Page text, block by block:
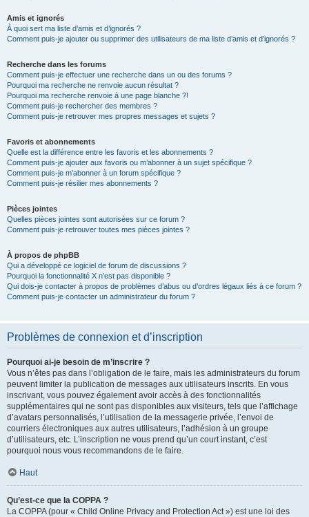
Amis et ignorés
À quoi sert ma liste d’amis et d’ignorés ?
Comment puis-je ajouter ou supprimer des utilisateurs de ma liste d’amis et d’ignorés ?
Recherche dans les forums
Comment puis-je effectuer une recherche dans un ou des forums ?
Pourquoi ma recherche ne renvoie aucun résultat ?
Pourquoi ma recherche renvoie à une page blanche ?!
Comment puis-je rechercher des membres ?
Comment puis-je retrouver mes propres messages et sujets ?
Favoris et abonnements
Quelle est la différence entre les favoris et les abonnements ?
Comment puis-je ajouter aux favoris ou m’abonner à un sujet spécifique ?
Comment puis-je m’abonner à un forum spécifique ?
Comment puis-je résilier mes abonnements ?
Pièces jointes
Quelles pièces jointes sont autorisées sur ce forum ?
Comment puis-je retrouver toutes mes pièces jointes ?
À propos de phpBB
Qui a développé ce logiciel de forum de discussions ?
Pourquoi la fonctionnalité X n’est pas disponible ?
Qui dois-je contacter à propos de problèmes d’abus ou d’ordres légaux liés à ce forum ?
Comment puis-je contacter un administrateur du forum ?
Problèmes de connexion et d’inscription
Pourquoi ai-je besoin de m’inscrire ?
Vous n’êtes pas dans l’obligation de le faire, mais les administrateurs du forum
peuvent limiter la publication de messages aux utilisateurs inscrits. En vous
inscrivant, vous pouvez également avoir accès à des fonctionnalités
supplémentaires qui ne sont pas disponibles aux visiteurs, tels que l’affichage
d’avatars personnalisés, l’utilisation de la messagerie privée, l’envoi de
courriers électroniques aux autres utilisateurs, l’adhésion à un groupe
d’utilisateurs, etc. L’inscription ne vous prend qu’un court instant, c’est
pourquoi nous vous recommandons de le faire.
Haut
Qu’est-ce que la COPPA ?
La COPPA (pour « Child Online Privacy and Protection Act ») est une loi des